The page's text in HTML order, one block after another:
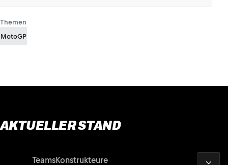
Themen
MotoGP
AKTUELLER STAND
TeamsKonstrukteure